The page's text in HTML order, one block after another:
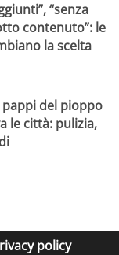
“senza
contenuto”: le
la scelta
del pioppo
le città: pulizia,
policy